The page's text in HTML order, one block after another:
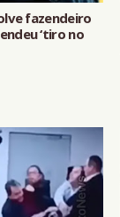
fazendeiro
‘tiro no